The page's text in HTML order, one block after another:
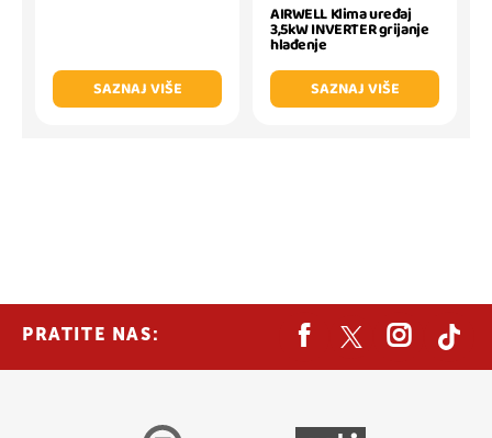
SAZNAJ VIŠE
AIRWELL Klima uređaj
3,5kW INVERTER grijanje
hlađenje
SAZNAJ VIŠE
PRATITE NAS: